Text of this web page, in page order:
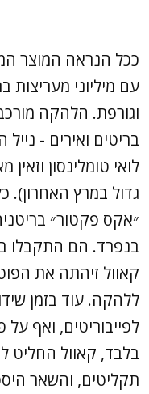
ככל הנראה המוצר
עם מיליוני מעריצות
וגורפת. הלהקה
בריטים ואירים - נייל
לואי טומלינסון
גדול במרץ האחרון).
בנפרד. הם התקבלו
קאוול זיהתה את
ללהקה. עוד בזמן
לפייבוריטים, ואף
בלבד, קאוול החליט
תקליטים, והשאר